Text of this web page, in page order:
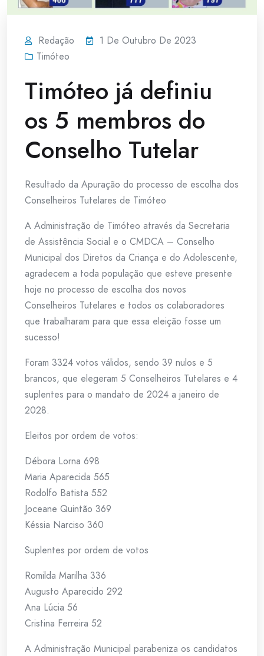
Redação
1 De Outubro De 2023
Timóteo
Timóteo já definiu
os 5 membros do
Conselho Tutelar
Resultado da Apuração do processo de escolha dos
Conselheiros Tutelares de Timóteo
A Administração de Timóteo através da Secretaria
de Assistência Social e o CMDCA – Conselho
Municipal dos Diretos da Criança e do Adolescente,
agradecem a toda população que esteve presente
hoje no processo de escolha dos novos
Conselheiros Tutelares e todos os colaboradores
que trabalharam para que essa eleição fosse um
sucesso!
Foram 3324 votos válidos, sendo 39 nulos e 5
brancos, que elegeram 5 Conselheiros Tutelares e 4
suplentes para o mandato de 2024 a janeiro de
2028.
Eleitos por ordem de votos:
Débora Lorna 698
Maria Aparecida 565
Rodolfo Batista 552
Joceane Quintão 369
Késsia Narciso 360
Suplentes por ordem de votos
Romilda Marilha 336
Augusto Aparecido 292
Ana Lúcia 56
Cristina Ferreira 52
A Administração Municipal parabeniza os candidatos